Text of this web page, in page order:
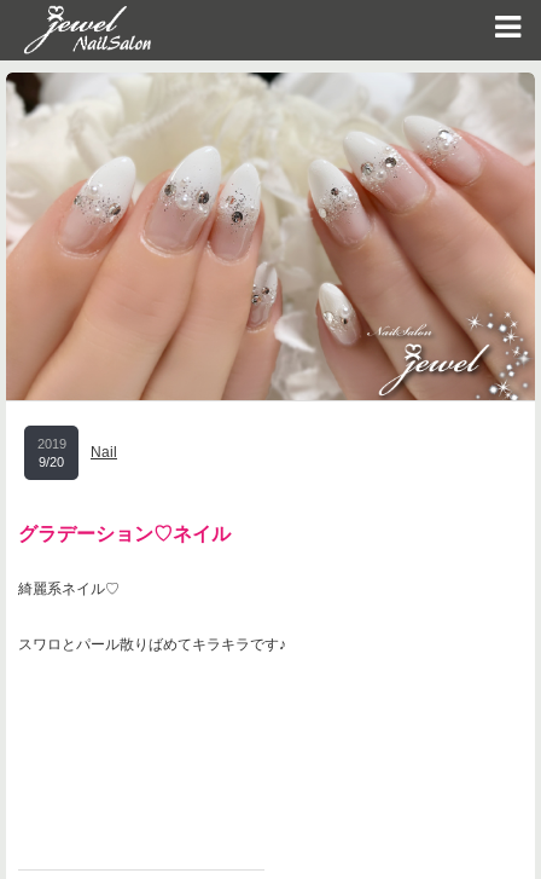
2019
9/20
Nail
グラデーション♡ネイル
綺麗系ネイル♡
スワロとパール散りばめてキラキラです♪